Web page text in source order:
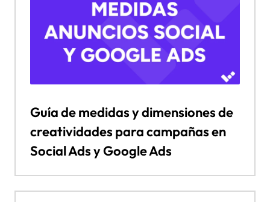
Guía de medidas y dimensiones de
creatividades para campañas en
Social Ads y Google Ads